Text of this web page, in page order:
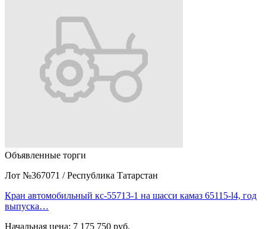
Объявленные торги
Лот №367071 / Республика Татарстан
Кран автомобильный кс-55713-1 на шасси камаз 65115-l4, год
выпуска…
Начальная цена: 7 175 750 руб.